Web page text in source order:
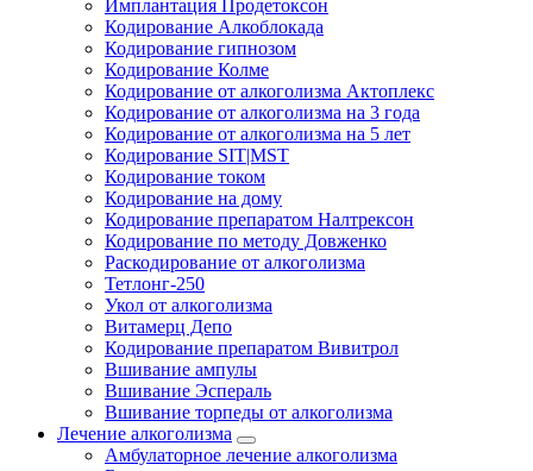
Имплантация Продетоксон
Кодирование Алкоблокада
Кодирование гипнозом
Кодирование Колме
Кодирование от алкоголизма Актоплекс
Кодирование от алкоголизма на 3 года
Кодирование от алкоголизма на 5 лет
Кодирование SIT|MST
Кодирование током
Кодирование на дому
Кодирование препаратом Налтрексон
Кодирование по методу Довженко
Раскодирование от алкоголизма
Тетлонг-250
Укол от алкоголизма
Витамерц Депо
Кодирование препаратом Вивитрол
Вшивание ампулы
Вшивание Эспераль
Вшивание торпеды от алкоголизма
Лечение алкоголизма
Амбулаторное лечение алкоголизма